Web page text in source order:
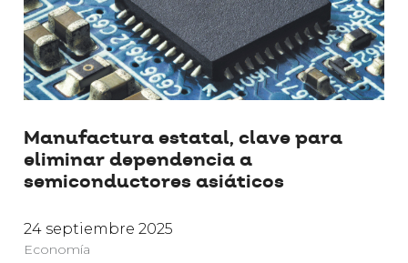
Manufactura estatal, clave para
eliminar dependencia a
semiconductores asiáticos
24 septiembre 2025
Economía